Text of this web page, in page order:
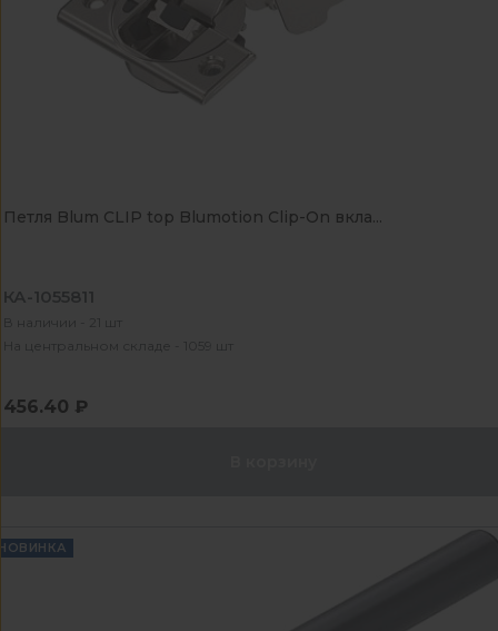
Петля Blum CLIP top Blumotion Clip-On вкла...
КА-1055811
В наличии - 21 шт
На центральном складе - 1059 шт
456.40 ₽